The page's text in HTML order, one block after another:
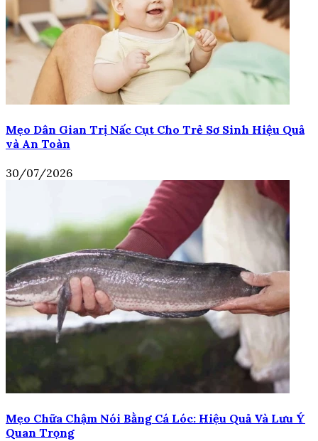
Mẹo Dân Gian Trị Nấc Cụt Cho Trẻ Sơ Sinh Hiệu Quả
và An Toàn
30/07/2026
Mẹo Chữa Chậm Nói Bằng Cá Lóc: Hiệu Quả Và Lưu Ý
Quan Trọng